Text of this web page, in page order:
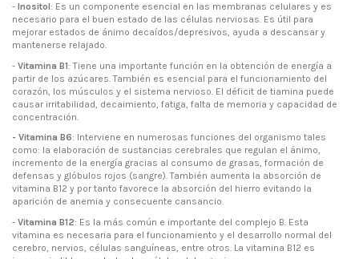
- Inositol: Es un componente esencial en las membranas celulares y es
necesario para el buen estado de las células nerviosas. Es útil para
mejorar estados de ánimo decaídos/depresivos, ayuda a descansar y
mantenerse relajado.
- Vitamina B1: Tiene una importante función en la obtención de energía a
partir de los azúcares. También es esencial para el funcionamiento del
corazón, los músculos y el sistema nervioso. El déficit de tiamina puede
causar irritabilidad, decaimiento, fatiga, falta de memoria y capacidad de
concentración.
- Vitamina B6: Interviene en numerosas funciones del organismo tales
como: la elaboración de sustancias cerebrales que regulan el ánimo,
incremento de la energía gracias al consumo de grasas, formación de
defensas y glóbulos rojos (sangre). También aumenta la absorción de
vitamina B12 y por tanto favorece la absorción del hierro evitando la
aparición de anemia y consecuente cansancio.
- Vitamina B12: Es la más común e importante del complejo B. Esta
vitamina es necesaria para el funcionamiento y el desarrollo normal del
cerebro, nervios, células sanguíneas, entre otros. La vitamina B12 es